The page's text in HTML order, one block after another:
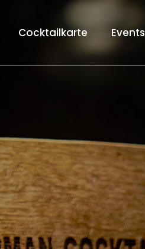
Cocktailkarte Events